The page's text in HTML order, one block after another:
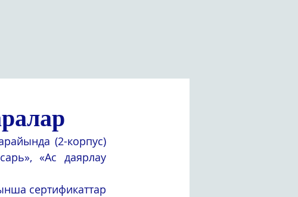
(2-корпус)
«Ас даярлау
сертификаттар